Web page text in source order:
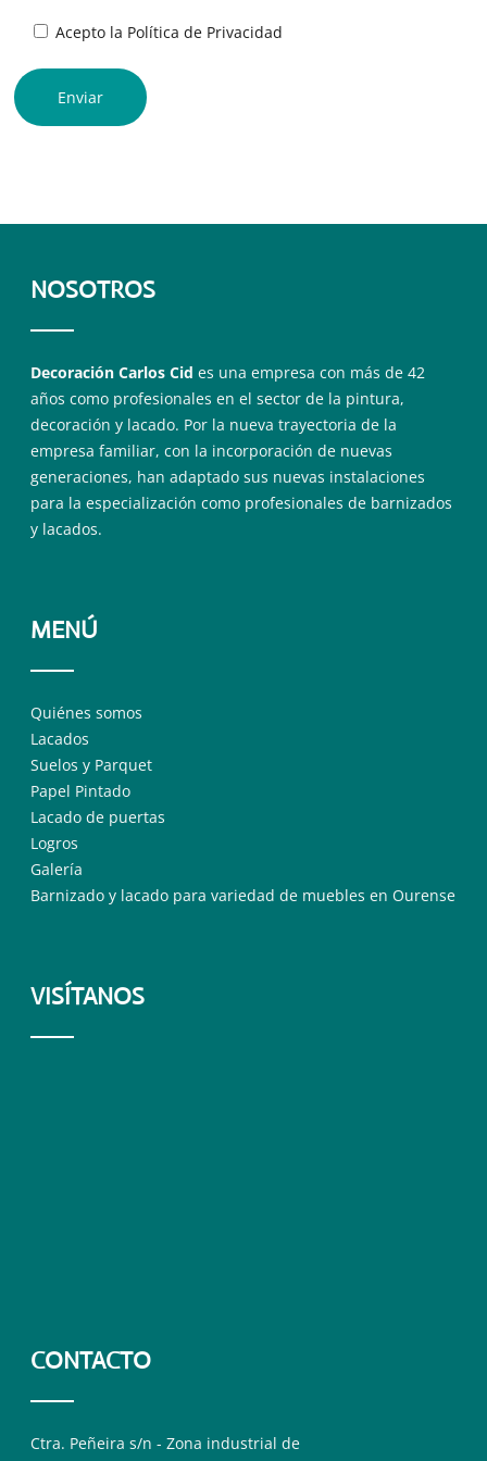
Acepto la Política de Privacidad
NOSOTROS
Decoración Carlos Cid es una empresa con más de 42
años como profesionales en el sector de la pintura,
decoración y lacado. Por la nueva trayectoria de la
empresa familiar, con la incorporación de nuevas
generaciones, han adaptado sus nuevas instalaciones
para la especialización como profesionales de barnizados
y lacados.
MENÚ
Quiénes somos
Lacados
Suelos y Parquet
Papel Pintado
Lacado de puertas
Logros
Galería
Barnizado y lacado para variedad de muebles en Ourense
VISÍTANOS
CONTACTO
Ctra. Peñeira s/n - Zona industrial de